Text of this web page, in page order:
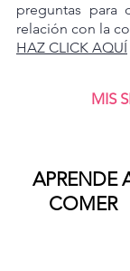
preguntas para
relación con la
HAZ CLICK AQUÍ
MIS
APRENDE
COMER